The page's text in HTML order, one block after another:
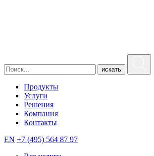
искать
Продукты
Услуги
Решения
Компания
Контакты
EN +7 (495) 564 87 97